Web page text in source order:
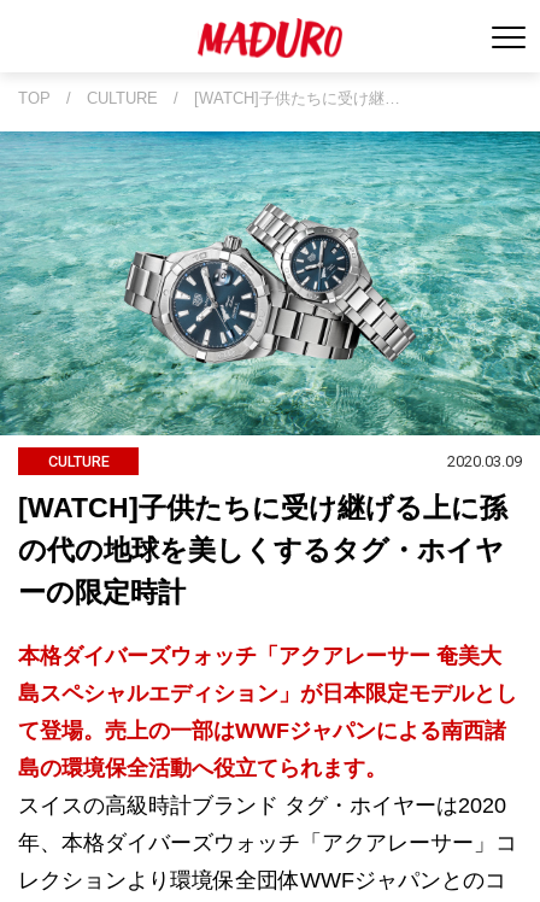
TOP / CULTURE / [WATCH]子供たちに受け継…
CULTURE 2020.03.09
[WATCH]子供たちに受け継げる上に孫
の代の地球を美しくするタグ・ホイヤ
ーの限定時計
本格ダイバーズウォッチ「アクアレーサー 奄美大
島スペシャルエディション」が日本限定モデルとし
て登場。売上の一部はWWFジャパンによる南西諸
島の環境保全活動へ役立てられます。
スイスの高級時計ブランド タグ・ホイヤーは2020
年、本格ダイバーズウォッチ「アクアレーサー」コ
レクションより環境保全団体WWFジャパンとのコ